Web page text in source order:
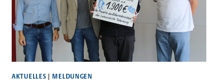
AKTUELLES | MELDUNGEN